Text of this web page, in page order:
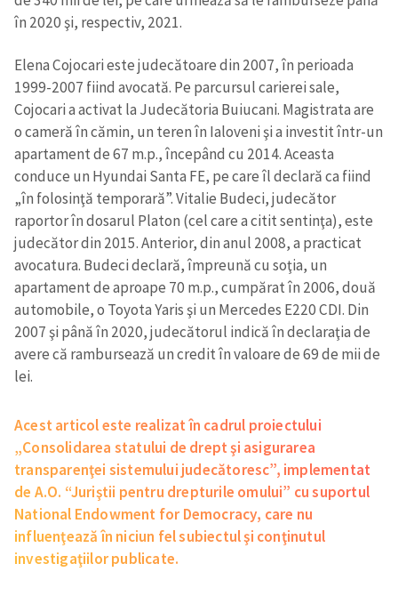
în 2020 şi, respectiv, 2021.
Elena Cojocari este judecătoare din 2007, în perioada
1999-2007 fiind avocată. Pe parcursul carierei sale,
Cojocari a activat la Judecătoria Buiucani. Magistrata are
o cameră în cămin, un teren în Ialoveni şi a investit într-un
apartament de 67 m.p., începând cu 2014. Aceasta
conduce un Hyundai Santa FE, pe care îl declară ca fiind
„în folosinţă temporară”. Vitalie Budeci, judecător
raportor în dosarul Platon (cel care a citit sentinţa), este
judecător din 2015. Anterior, din anul 2008, a practicat
avocatura. Budeci declară, împreună cu soţia, un
apartament de aproape 70 m.p., cumpărat în 2006, două
automobile, o Toyota Yaris şi un Mercedes E220 CDI. Din
2007 şi până în 2020, judecătorul indică în declaraţia de
avere că rambursează un credit în valoare de 69 de mii de
lei.
Acest articol este realizat în cadrul proiectului
„Consolidarea statului de drept şi asigurarea
transparenţei sistemului judecătoresc”, implementat
de A.O. “Juriştii pentru drepturile omului” cu suportul
National Endowment for Democracy, care nu
influenţează în niciun fel subiectul şi conţinutul
investigaţiilor publicate.
Mesajul știrei
+ Mesajul știrei
CONTACT SURSĂ
Sursă anonimă
Nume+ Numele meu
Email+ Emailul meu
Telefon
+ Telefon personal
acord cupolitica de
confidențialitate
TRIMITE ȘTIREA